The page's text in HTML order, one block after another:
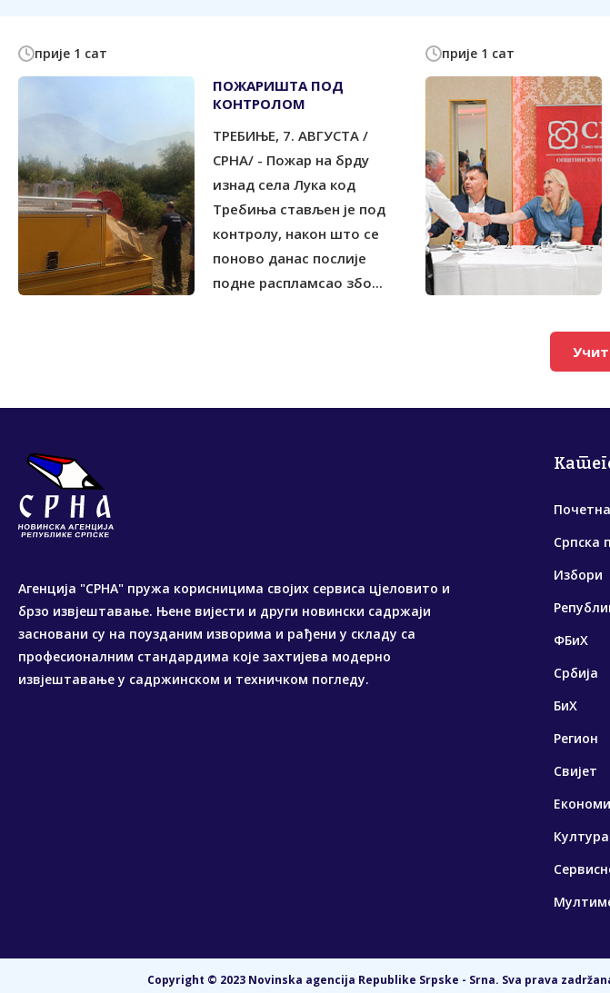
прије 1 сат
ПОЖАРИШТА ПОД
КОНTРОЛОМ
ТРЕБИЊЕ, 7. АВГУСТА /
СРНА/ - Пожар на брду
изнад села Лука код
Tребиња стављен је под
контролу, након што се
поново данас послије
подне распламсао збо...
прије 1 сат
Агенција "СРНА" пружа корисницима својих сервиса цјеловито и
брзо извјештавање. Њене вијести и други новински садржаји
засновани су на поузданим изворима и рађени у складу са
професионалним стандардима које захтијева модерно
извјештавање у садржинском и техничком погледу.
Почетна
Српска
Избори
ФБиХ
Србија
БиХ
Регион
Свијет
Култура
Copyright © 2023 Novinska agencija Republike Srpske - Srna. Sva prava